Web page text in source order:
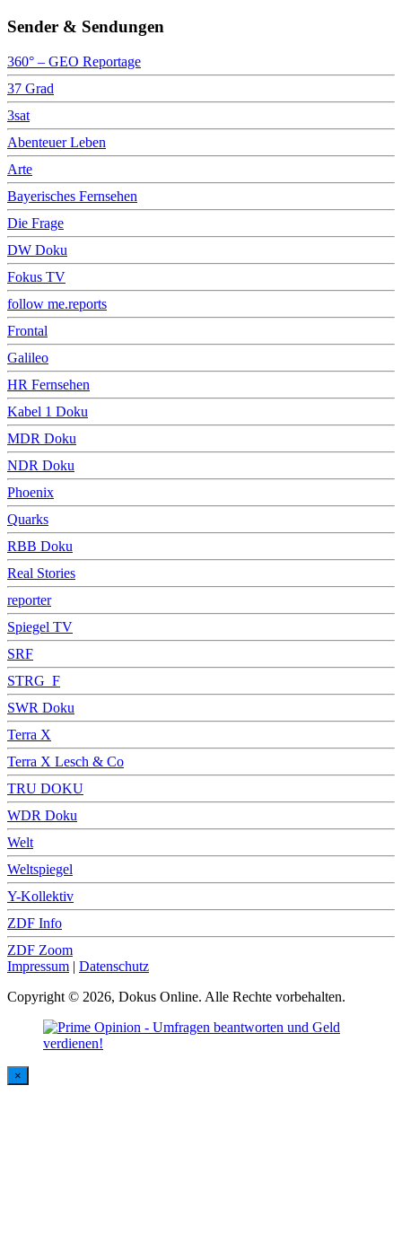
Sender & Sendungen
360° – GEO Reportage
37 Grad
3sat
Abenteuer Leben
Arte
Bayerisches Fernsehen
Die Frage
DW Doku
Fokus TV
follow me.reports
Frontal
Galileo
HR Fernsehen
Kabel 1 Doku
MDR Doku
NDR Doku
Phoenix
Quarks
RBB Doku
Real Stories
reporter
Spiegel TV
SRF
STRG_F
SWR Doku
Terra X
Terra X Lesch & Co
TRU DOKU
WDR Doku
Welt
Weltspiegel
Y-Kollektiv
ZDF Info
ZDF Zoom
Impressum | Datenschutz
Copyright © 2026, Dokus Online. Alle Rechte vorbehalten.
×